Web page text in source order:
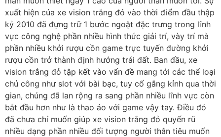
xuất hiện của xe vision trắng đỏ vào thời điểm đầu thập
kỷ 2010 đã đựng trữ 1 bước ngoặt đặc trưng trong lĩnh
vực công nghệ phần nhiều hình thức giải trí, vày trí mà
phần nhiều khởi rượu cồn game trực tuyến đường khởi
rượu cồn trở thành định hướng trái đất. Ban đầu, xe
vision trắng đỏ tập kết vào vấn đề mang tới các thể loại
chủ công như slot với bài bạc, tuy cố gắng kỉnh qua thời
gian, chúng đã lan rộng ra sang phần nhiều lĩnh vực còn
bắt đầu hơn như là thao ảo với game vậy tay. Điều đó
đã chưa chỉ muốn giúp xe vision trắng đỏ quyến rũ
nhiều dạng phần nhiều đối tượng người thân tiêu muốn